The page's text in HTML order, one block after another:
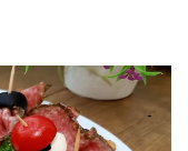
на день